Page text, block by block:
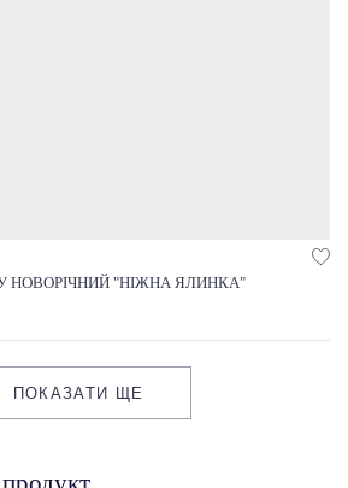
НОВОРІЧНИЙ "НІЖНА ЯЛИНКА"
ПОКАЗАТИ ЩЕ